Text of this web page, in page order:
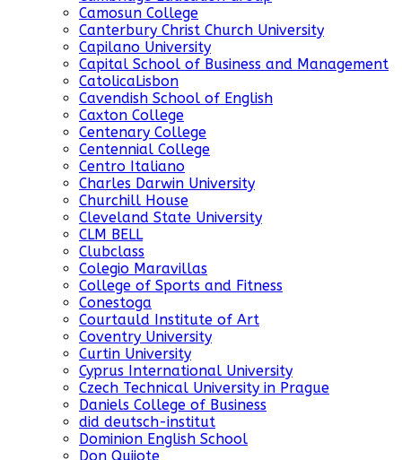
Camosun College
Canterbury Christ Church University
Capilano University
Capital School of Business and Management
CatolicaLisbon
Cavendish School of English
Caxton College
Centenary College
Centennial College
Centro Italiano
Charles Darwin University
Churchill House
Cleveland State University
CLM BELL
Clubclass
Colegio Maravillas
College of Sports and Fitness
Conestoga
Courtauld Institute of Art
Coventry University
Curtin University
Cyprus International University
Czech Technical University in Prague
Daniels College of Business
did deutsch-institut
Dominion English School
Don Quijote